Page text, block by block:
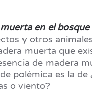
en el
y otros
muerta que
de madera
polémica es la de
o viento?